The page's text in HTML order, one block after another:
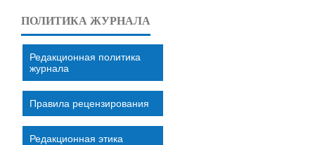
ПОЛИТИКА ЖУРНАЛА
Редакционная политика
журнала
Правила рецензирования
Редакционная этика